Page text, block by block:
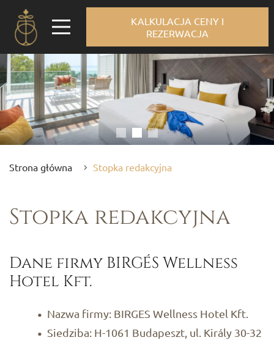
KALKULACJA CENY I
REZERWACJA
Strona główna Stopka redakcyjna
Stopka redakcyjna
Dane firmy BIRGÉS Wellness
Hotel Kft.
Nazwa firmy: BIRGES Wellness Hotel Kft.
Siedziba: H-1061 Budapeszt, ul. Király 30-32